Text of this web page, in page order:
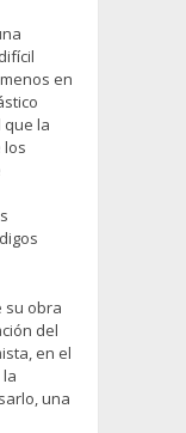
en
que la
los
su obra
del
en el
una